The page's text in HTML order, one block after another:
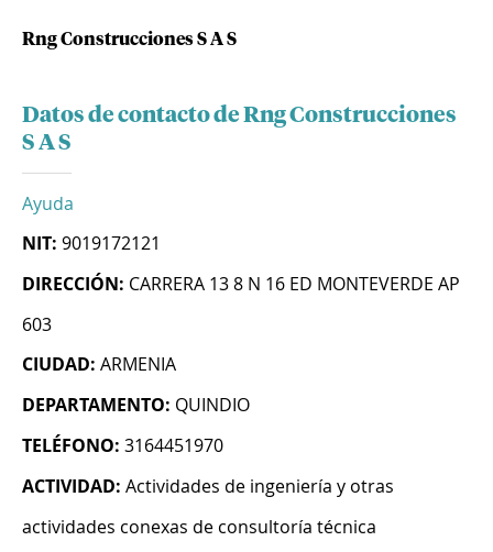
Rng Construcciones S A S
Datos de contacto de Rng Construcciones
S A S
Ayuda
NIT: 9019172121
DIRECCIÓN: CARRERA 13 8 N 16 ED MONTEVERDE AP
603
CIUDAD: ARMENIA
DEPARTAMENTO: QUINDIO
TELÉFONO: 3164451970
ACTIVIDAD: Actividades de ingeniería y otras
actividades conexas de consultoría técnica